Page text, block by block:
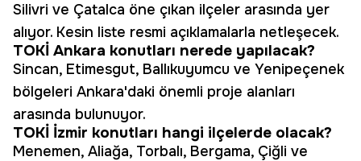
Silivri ve Çatalca öne çıkan ilçeler arasında yer
alıyor. Kesin liste resmi açıklamalarla netleşecek.
TOKİ Ankara konutları nerede yapılacak?
Sincan, Etimesgut, Ballıkuyumcu ve Yenipeçenek
bölgeleri Ankara'daki önemli proje alanları
arasında bulunuyor.
TOKİ İzmir konutları hangi ilçelerde olacak?
Menemen, Aliağa, Torbalı, Bergama, Çiğli ve